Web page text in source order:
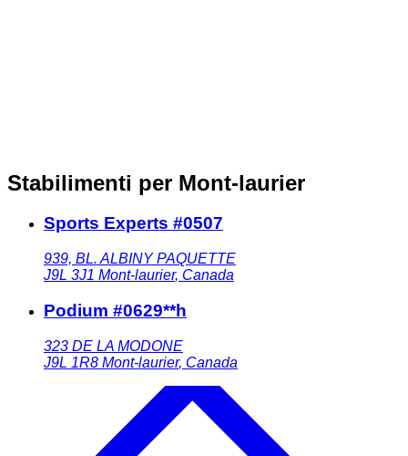
Stabilimenti per Mont-laurier
Sports Experts #0507
939, BL. ALBINY PAQUETTE
J9L 3J1 Mont-laurier, Canada
Podium #0629**h
323 DE LA MODONE
J9L 1R8 Mont-laurier, Canada